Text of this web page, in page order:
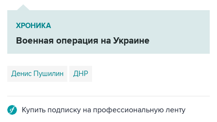
ХРОНИКА
Военная операция на Украине
Денис Пушилин ДНР
Купить подписку на профессиональную ленту